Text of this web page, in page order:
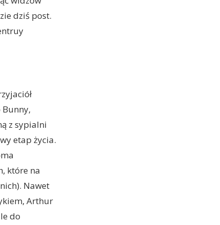
dziś post.
z sypialni
etap życia.
które na
Nawet
Arthur
do